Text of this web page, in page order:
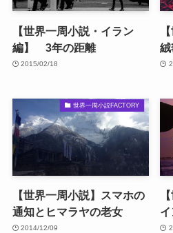
【世界一周小説・イラン
編】 3年の距離
2015/02/18
絨
世界一周小説FACTORY
【世界一周小説】スマホの
通知とヒマラヤの老女
2014/12/09